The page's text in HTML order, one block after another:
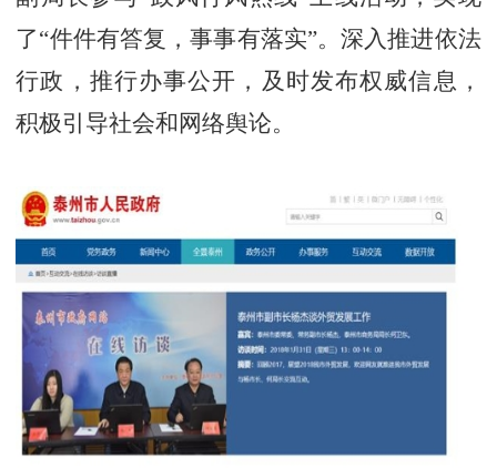
了“件件有答复，事事有落实”。深入推进依法
行政，推行办事公开，及时发布权威信息，
积极引导社会和网络舆论。